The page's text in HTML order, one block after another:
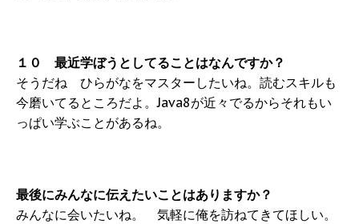
１０ 最近学ぼうとしてることはなんですか？
そうだね ひらがなをマスターしたいね。読むスキルも
今磨いてるところだよ。Java8が近々でるからそれもい
っぱい学ぶことがあるね。
最後にみんなに伝えたいことはありますか？
みんなに会いたいね。 気軽に俺を訪ねてきてほしい。